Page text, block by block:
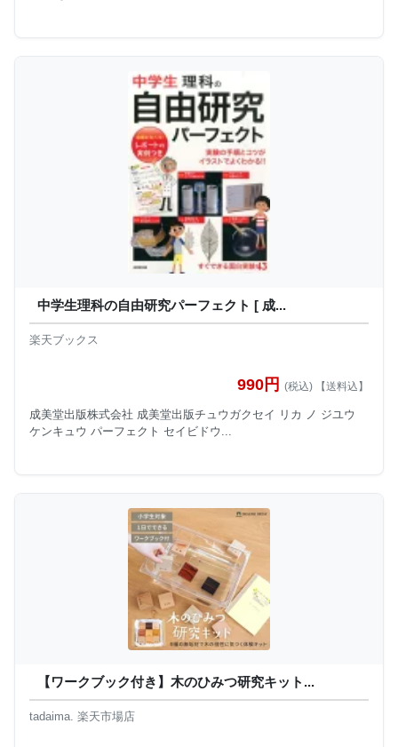
中学生理科の自由研究パーフェクト [ 成...
楽天ブックス
990円 (税込) 【送料込】
成美堂出版株式会社 成美堂出版チュウガクセイ リカ ノ ジユウ
ケンキュウ パーフェクト セイビドウ...
【ワークブック付き】木のひみつ研究キット...
tadaima. 楽天市場店